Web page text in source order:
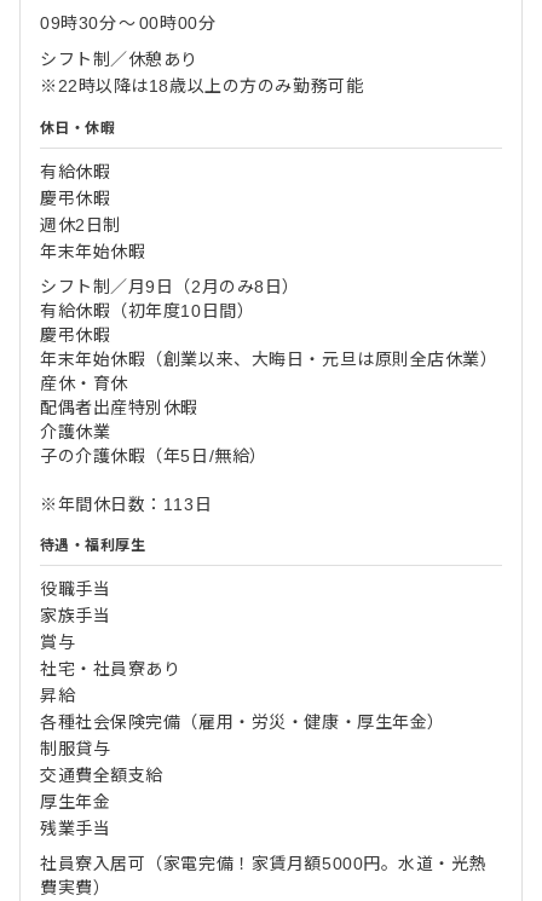
09時30分〜00時00分
シフト制／休憩あり
※22時以降は18歳以上の方のみ勤務可能
休日・休暇
有給休暇
慶弔休暇
週休2日制
年末年始休暇
シフト制／月9日（2月のみ8日）
有給休暇（初年度10日間）
慶弔休暇
年末年始休暇（創業以来、大晦日・元旦は原則全店休業）
産休・育休
配偶者出産特別休暇
介護休業
子の介護休暇（年5日/無給）
※年間休日数：113日
待遇・福利厚生
役職手当
家族手当
賞与
社宅・社員寮あり
昇給
各種社会保険完備（雇用・労災・健康・厚生年金）
制服貸与
交通費全額支給
厚生年金
残業手当
社員寮入居可（家電完備！家賃月額5000円。水道・光熱
費実費）